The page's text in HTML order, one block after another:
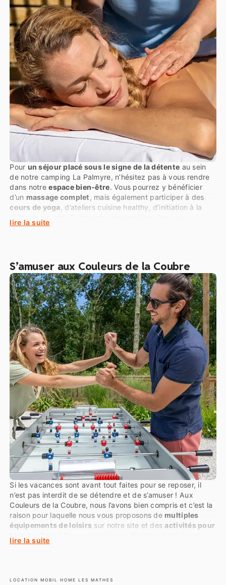
Pour un séjour placé sous le signe de la détente au sein
de notre camping La Palmyre, n’hésitez pas à vous rendre
dans notreespace bien-être. Vous pourrez y bénéficier
d’un massage complet , mais également participer à des
cours de yoga , d’ateliers cuisine healthy, d’initiation à la
proposons également différents
lire la suite
S’amuser aux Couleurs de la Coubre
Si les vacances sont avant tout faites pour se reposer, il
n’est pas interdit de se détendre et de s’amuser ! Aux
Couleurs de la Coubre, nous l’avons bien compris et c’est la
raison pour laquelle nous vous proposons de multiples
équipements de loisirs sur notre site et desactivités pour
tropical. Pour ce qui est de
lire la suite
LOCATION MOBIL HOME LES MATHES